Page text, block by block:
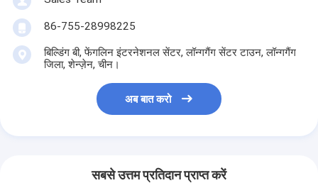
86-755-28998225
बिल्डिंग बी, फेंगलिन इंटरनेशनल सेंटर, लॉन्गगैंग सेंटर टाउन, लॉन्गगैंग
जिला, शेन्ज़ेन, चीन।
अब बात करो
सबसे उत्तम प्रतिदान प्राप्त करें